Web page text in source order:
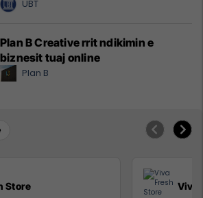
UBT
Plan B Creative rrit ndikimin e
biznesit tuaj online
Plan B
Store Viva